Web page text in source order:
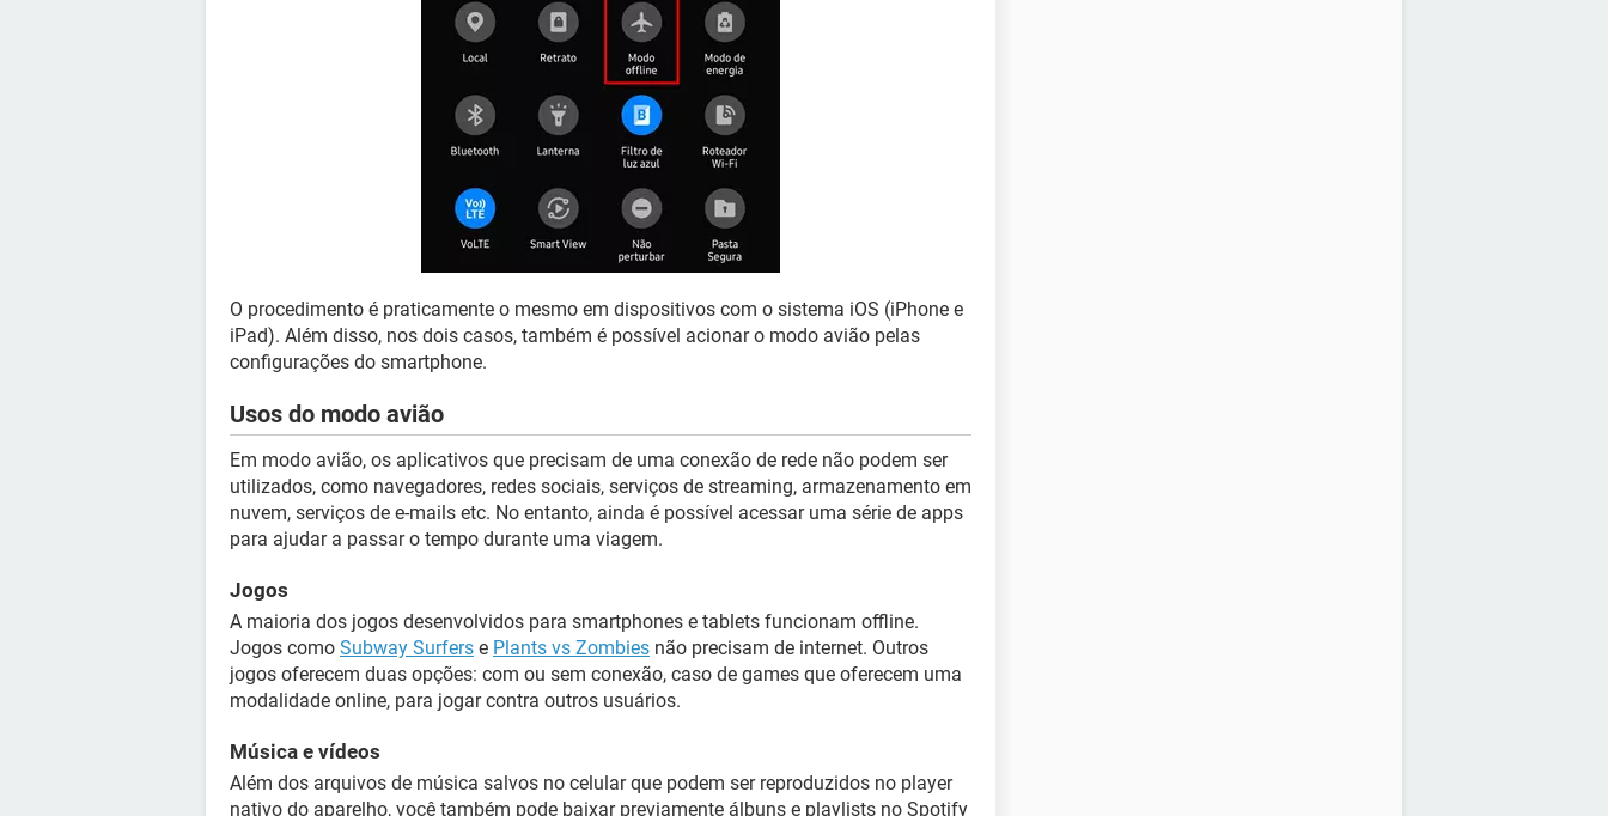
O procedimento é praticamente o mesmo em dispositivos com o sistema iOS (iPhone e
iPad). Além disso, nos dois casos, também é possível acionar o modo avião pelas
configurações do smartphone.
Usos do modo avião
Em modo avião, os aplicativos que precisam de uma conexão de rede não podem ser
utilizados, como navegadores, redes sociais, serviços de streaming, armazenamento em
nuvem, serviços de e-mails etc. No entanto, ainda é possível acessar uma série de apps
para ajudar a passar o tempo durante uma viagem.
Jogos
A maioria dos jogos desenvolvidos para smartphones e tablets funcionam offline.
Jogos como Subway Surfers e Plants vs Zombies não precisam de internet. Outros
jogos oferecem duas opções: com ou sem conexão, caso de games que oferecem uma
modalidade online, para jogar contra outros usuários.
Música e vídeos
Além dos arquivos de música salvos no celular que podem ser reproduzidos no player
nativo do aparelho, você também pode baixar previamente álbuns e playlists no Spotify